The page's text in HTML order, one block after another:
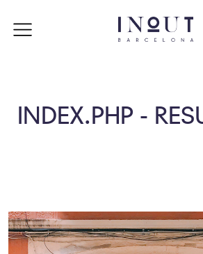
INDEX.PHP -